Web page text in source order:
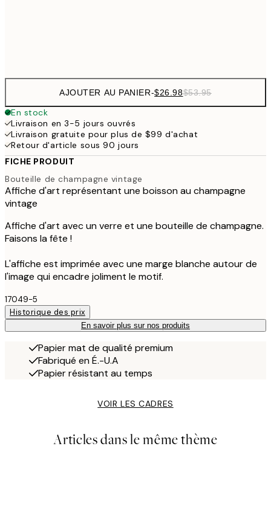
AJOUTER AU PANIER-$26.98$53.95
En stock
Livraison en 3-5 jours ouvrés
Livraison gratuite pour plus de $99 d'achat
Retour d'article sous 90 jours
FICHE PRODUIT
Bouteille de champagne vintage
Affiche d'art représentant une boisson au champagne
vintage
Affiche d'art avec un verre et une bouteille de champagne.
Faisons la fête !
L'affiche est imprimée avec une marge blanche autour de
l'image qui encadre joliment le motif.
17049-5
Historique des prix
En savoir plus sur nos produits
Papier mat de qualité premium
Fabriqué en É.-U.A
Papier résistant au temps
VOIR LES CADRES
Articles dans le même thème